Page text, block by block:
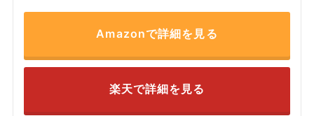
Amazonで詳細を見る
楽天で詳細を見る